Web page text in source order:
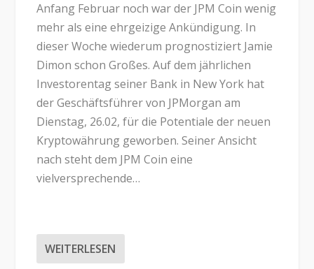
Anfang Februar noch war der JPM Coin wenig
mehr als eine ehrgeizige Ankündigung. In
dieser Woche wiederum prognostiziert Jamie
Dimon schon Großes. Auf dem jährlichen
Investorentag seiner Bank in New York hat
der Geschäftsführer von JPMorgan am
Dienstag, 26.02, für die Potentiale der neuen
Kryptowährung geworben. Seiner Ansicht
nach steht dem JPM Coin eine
vielversprechende…
WEITERLESEN